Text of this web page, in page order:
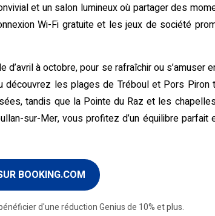
et un salon lumineux où partager des
Wi-Fi gratuite et les jeux de société
à octobre, pour se rafraîchir ou s’amuser
les plages de Tréboul et Pors
tandis que la Pointe du Raz et les
sur-Mer, vous profitez d’un équilibre
BOOKING.COM
d'une réduction Genius de 10% et plus.